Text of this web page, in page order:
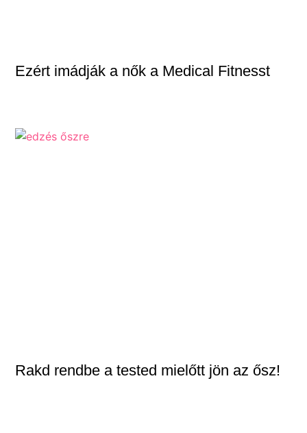
Ezért imádják a nők a Medical Fitnesst
Rakd rendbe a tested mielőtt jön az ősz!